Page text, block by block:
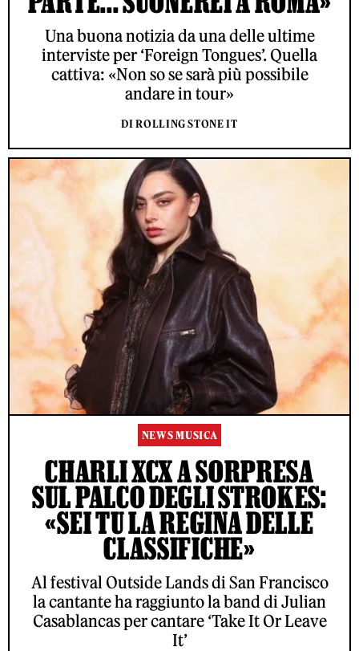
Una buona notizia da una delle ultime
interviste per ‘Foreign Tongues’. Quella
cattiva: «Non so se sarà più possibile
andare in tour»
DI ROLLING STONE IT
NEWS MUSICA
CHARLI XCX A SORPRESA
SUL PALCO DEGLI STROKES:
«SEI TU LA REGINA DELLE
CLASSIFICHE»
Al festival Outside Lands di San Francisco
la cantante ha raggiunto la band di Julian
Casablancas per cantare ‘Take It Or Leave
It’